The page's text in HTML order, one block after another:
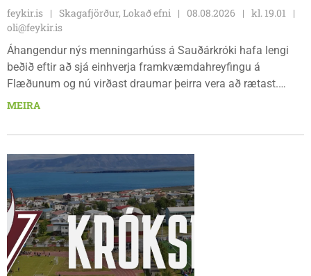
feykir.is Skagafjörður, Lokað efni 08.08.2026
kl. 19.01
oli@feykir.is
Áhangendur nýs menningarhúss á Sauðárkróki hafa lengi
beðið eftir að sjá einhverja framkvæmdahreyfingu á
Flæðunum og nú virðast draumar þeirra vera að rætast.
Þórður Hansen mætti með tæki og tól og hóf
og sagði Magnús Barðdal sveitarstjóri það vera virkilega
þegar Feykir spurði hann út í málið.
MEIRA